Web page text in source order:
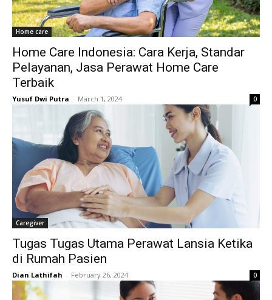
Home care
Home Care Indonesia: Cara Kerja, Standar
Pelayanan, Jasa Perawat Home Care
Terbaik
Yusuf Dwi Putra - March 1, 2024 0
Caregiver
Tugas Tugas Utama Perawat Lansia Ketika
di Rumah Pasien
Dian Lathifah - February 26, 2024 0